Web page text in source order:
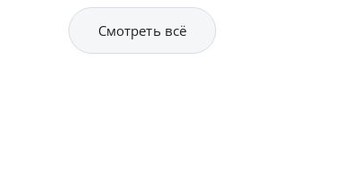
Смотреть всё